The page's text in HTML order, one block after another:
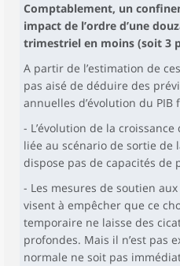
Comptablement, un
impact de l’ordre d’une
trimestriel en moins (soit 3
A partir de l’estimation de
pas aisé de déduire des
annuelles d’évolution du PIB
- L’évolution de la
liée au scénario de sortie de
dispose pas de capacités de
- Les mesures de soutien
visent à empêcher que ce
temporaire ne laisse des
profondes. Mais il n’est pas
normale ne soit pas